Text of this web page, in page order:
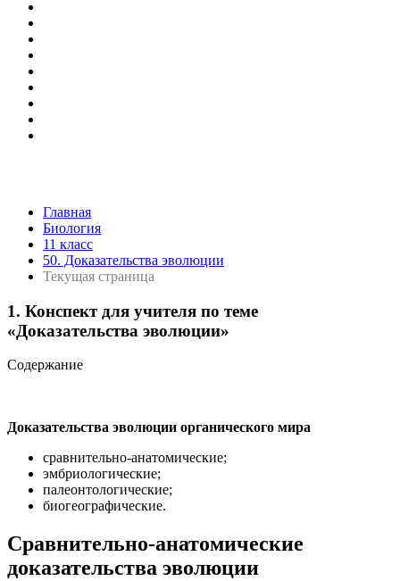
Главная
Биология
11 класс
50. Доказательства эволюции
Текущая страница
1. Конспект для учителя по теме
«Доказательства эволюции»
Содержание
Доказательства эволюции органического мира
сравнительно-анатомические;
эмбриологические;
палеонтологические;
биогеографические.
Сравнительно-анатомические
доказательства эволюции